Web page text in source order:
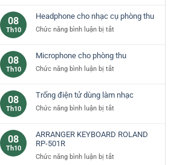
số
Piano
Yamaha
rẻ
08
Th10
Headphone cho nhạc cụ phòng thu
Chức năng bình luận bị tắtở
nhạc
cụ
thu
08
Th10
Microphone cho phòng thu
Chức năng bình luận bị tắtở
phòng
thu
08
Th10
Trống điện tử dùng làm nhạc
Chức năng bình luận bị tắtở
tử
làm
08
Th10
ARRANGER KEYBOARD ROLAND
RP-501R
Chức năng bình luận bị tắtở